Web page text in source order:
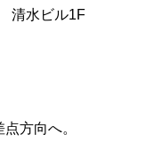
清水ビル1F
方向へ。